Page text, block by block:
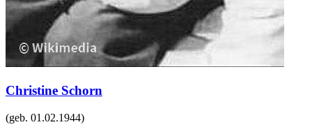
Christine Schorn
(geb. 01.02.1944)